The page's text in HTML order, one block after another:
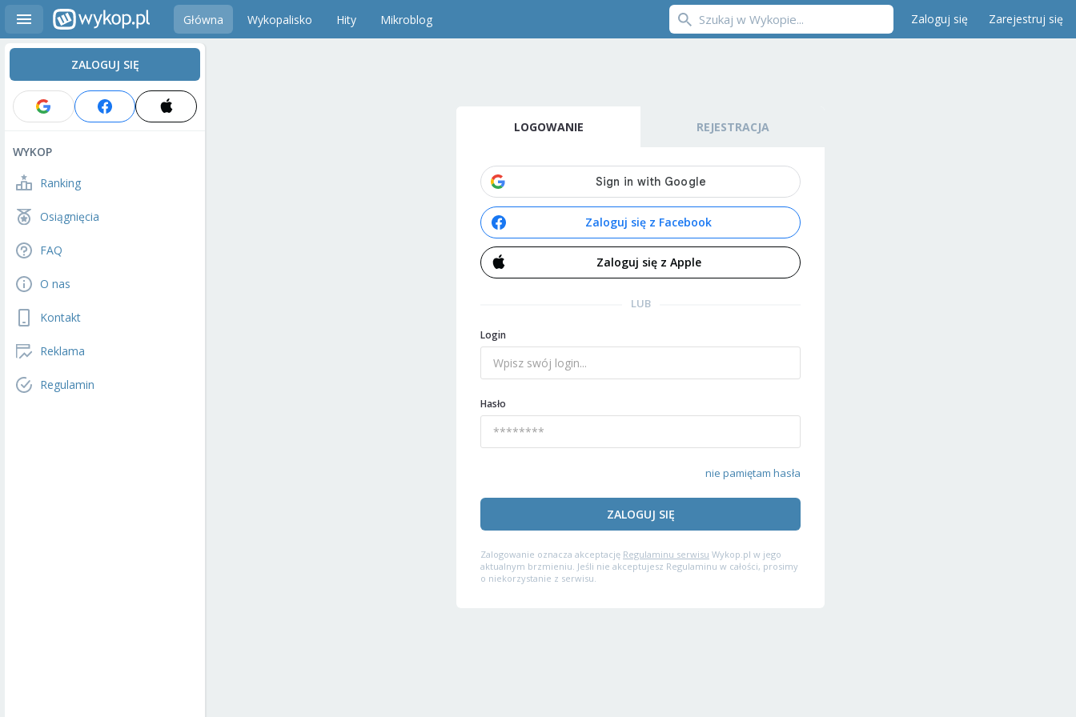
Główna Wykopalisko Hity Mikroblog Zaloguj się Zarejestruj się
ZALOGUJ SIĘ
WYKOP
Ranking
Osiągnięcia
FAQ
O nas
Kontakt
Reklama
Regulamin
LOGOWANIE REJESTRACJA
Zaloguj się z Facebook
Zaloguj się z Apple
LUB
Login
Hasło
nie pamiętam hasła
ZALOGUJ SIĘ
Zalogowanie oznacza akceptację Regulaminu serwisu Wykop.pl w jego
aktualnym brzmieniu. Jeśli nie akceptujesz Regulaminu w całości, prosimy
o niekorzystanie z serwisu.